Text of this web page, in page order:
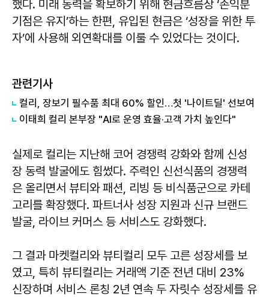
했다. 미래 동력을 확보하기 위해 현금흐름상 ‘손익분
기점은 유지’하는 한편, 유입된 현금은 ‘성장을 위한 투
자’에 사용해 외연확대를 이룰 수 있었다는 것이다.
관련기사
컬리, 장보기 필수품 최대 60% 할인…첫 '나이트딜' 선보여
이태희 컬리 본부장 "AI로 운영 효율·고객 가치 높인다"
실제로 컬리는 지난해 코어 경쟁력 강화와 함께 신성
장 동력 발굴에도 힘썼다. 주력인 신선식품의 경쟁력
은 올리면서 뷰티와 패션, 리빙 등 비식품군으로 카테
고리를 확장했다. 파트너사 성장 지원과 신규 브랜드
발굴, 라이브 커머스 등 서비스도 강화했다.
그 결과 마켓컬리와 뷰티컬리 모두 고른 성장세를 보
였고, 특히 뷰티컬리는 거래액 기준 전년 대비 23%
신장하며 서비스 론칭 2년 연속 두 자릿수 성장세를 유